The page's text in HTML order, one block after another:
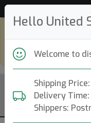
Hello United
Welcome to
Shipping
Delivery
Shippers:
go to